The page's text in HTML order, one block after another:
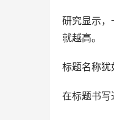
研究显示
就越高。
标题名称犹
在标题书写